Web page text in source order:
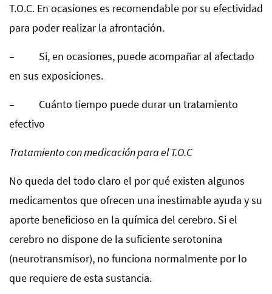
T.O.C. En ocasiones es recomendable por su efectividad
para poder realizar la afrontación.
– Si, en ocasiones, puede acompañar al afectado
en sus exposiciones.
– Cuánto tiempo puede durar un tratamiento
efectivo
Tratamiento con medicación para el T.O.C
No queda del todo claro el por qué existen algunos
medicamentos que ofrecen una inestimable ayuda y su
aporte beneficioso en la química del cerebro. Si el
cerebro no dispone de la suficiente serotonina
(neurotransmisor), no funciona normalmente por lo
que requiere de esta sustancia.